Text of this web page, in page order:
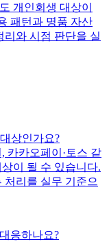
개인회생 대상이
패턴과 명품 자산
와 시점 판단을 실
상인가요?
카카오페이·토스 같
이 될 수 있습니다.
처리를 실무 기준으
응하나요?